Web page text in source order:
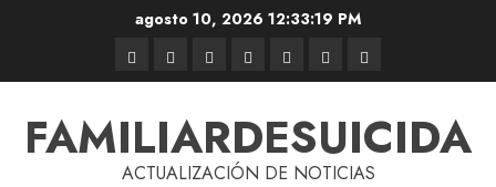
agosto 10, 2026 12:33:20 PM
FAMILIARDESUICIDA
ACTUALIZACIÓN DE NOTICIAS